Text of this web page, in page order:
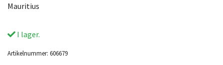
Mauritius
I lager.
Artikelnummer: 606679